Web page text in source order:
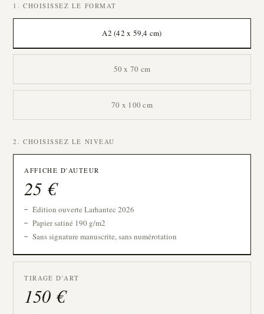
1. CHOISISSEZ LE FORMAT
A2 (42 x 59,4 cm)
50 x 70 cm
70 x 100 cm
2. CHOISISSEZ LE NIVEAU
AFFICHE D'AUTEUR
25 €
Édition ouverte Larhantec 2026
Papier satiné 190 g/m2
Sans signature manuscrite, sans numérotation
TIRAGE D'ART
150 €